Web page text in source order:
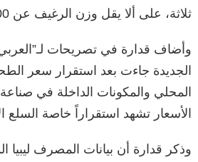
ثلاثة، على ألا يقل وزن الرغيف عن 100 غرام.
وأضاف قدارة في تصريحات لـ”العربي
الجديدة جاءت بعد استقرار سعر
المحلي والمكونات الداخلة في صناعة
الأسعار تشهد استقراراً خاصة السلع
وذكر قدارة أن بيانات المصرف